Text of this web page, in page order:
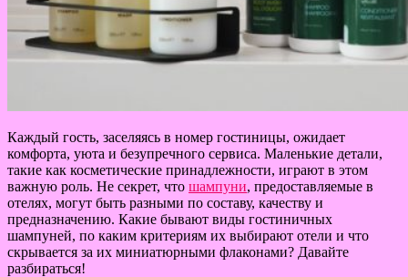
Каждый гость, заселяясь в номер гостиницы, ожидает
комфорта, уюта и безупречного сервиса. Маленькие детали,
такие как косметические принадлежности, играют в этом
важную роль. Не секрет, что шампуни, предоставляемые в
отелях, могут быть разными по составу, качеству и
предназначению. Какие бывают виды гостиничных
шампуней, по каким критериям их выбирают отели и что
скрывается за их миниатюрными флаконами? Давайте
разбираться!